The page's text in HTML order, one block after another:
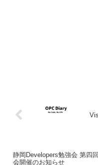
静岡Developers勉強会 第四
会開催のお知らせ